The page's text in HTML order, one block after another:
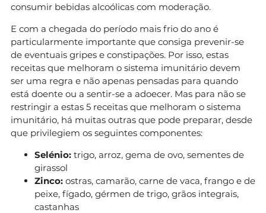
consumir bebidas alcoólicas com moderação.
E com a chegada do período mais frio do ano é
particularmente importante que consiga prevenir-se
de eventuais gripes e constipações. Por isso, estas
receitas que melhoram o sistema imunitário devem
ser uma regra e não apenas pensadas para quando
está doente ou a sentir-se a adoecer. Mas para não se
restringir a estas 5 receitas que melhoram o sistema
imunitário, há muitas outras que pode preparar, desde
que privilegiem os seguintes componentes:
Selénio: trigo, arroz, gema de ovo, sementes de
girassol
Zinco: ostras, camarão, carne de vaca, frango e de
peixe, fígado, gérmen de trigo, grãos integrais,
castanhas